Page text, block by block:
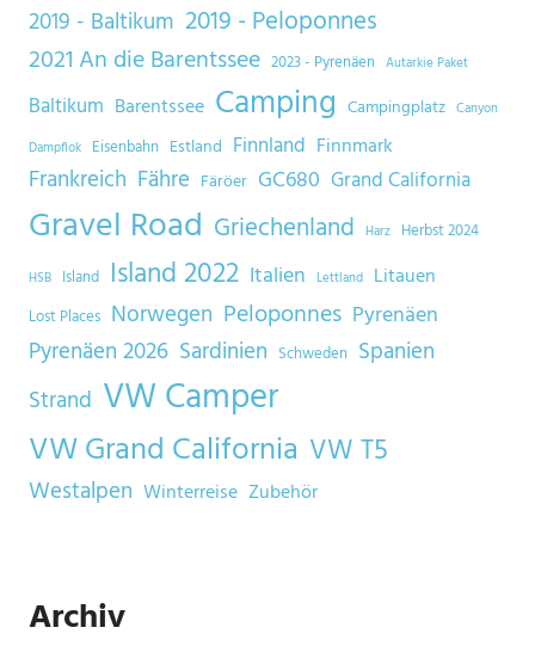
2019 - Baltikum 2019 - Peloponnes
2021 An die Barentssee 2023 - Pyrenäen Autarkie Paket
Baltikum Barentssee Camping Campingplatz Canyon
Dampflok Eisenbahn Estland Finnland Finnmark
Frankreich Fähre Färöer GC680 Grand California
Gravel Road Griechenland Harz Herbst 2024
HSB Island Island 2022 Italien Lettland Litauen
Lost Places Norwegen Peloponnes Pyrenäen
Pyrenäen 2026 Sardinien Schweden Spanien
Strand VW Camper
VW Grand California VW T5
Westalpen Winterreise Zubehör
Archiv